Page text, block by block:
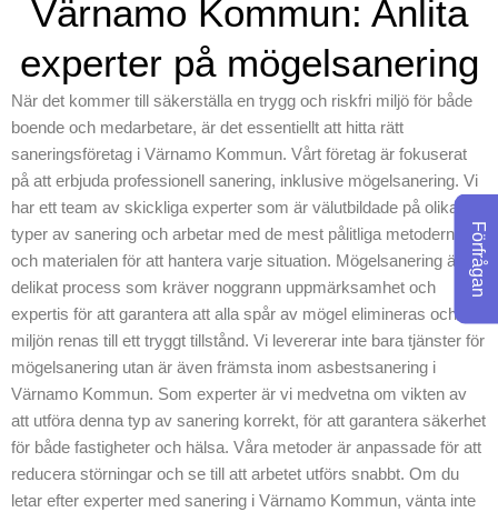
utförs på bästa sätt, och
dina krav. Vi har de
resurser och den expertis
som behövs för att
säkerställa att arbetet
utförs korrekt och effektivt.
Oavsett om det handlar om
ett mindre eller storskaligt
projekt, är vi här för att
hjälpa dig med alla dina
behov inom asbest och
PCB hantering. Kontakta
vårt team idag för att få
reda på mer om hur vi kan
hjälpa dig med att främja
en tryggare fastighetsmiljö.
Genom att ta kontakt med
Förfrågan
Värnamo Kommun: Anlita
experter på mögelsanering
När det kommer till säkerställa en trygg och riskfri miljö för både
boende och medarbetare, är det essentiellt att hitta rätt
saneringsföretag i Värnamo Kommun. Vårt företag är fokuserat
på att erbjuda professionell sanering, inklusive mögelsanering. Vi
har ett team av skickliga experter som är välutbildade på olika
typer av sanering och arbetar med de mest pålitliga metoderna
och materialen för att hantera varje situation. Mögelsanering är en
delikat process som kräver noggrann uppmärksamhet och
expertis för att garantera att alla spår av mögel elimineras och att
miljön renas till ett tryggt tillstånd. Vi levererar inte bara tjänster för
mögelsanering utan är även främsta inom asbestsanering i
Värnamo Kommun. Som experter är vi medvetna om vikten av
att utföra denna typ av sanering korrekt, för att garantera säkerhet
för både fastigheter och hälsa. Våra metoder är anpassade för att
reducera störningar och se till att arbetet utförs snabbt. Om du
letar efter experter med sanering i Värnamo Kommun, vänta inte